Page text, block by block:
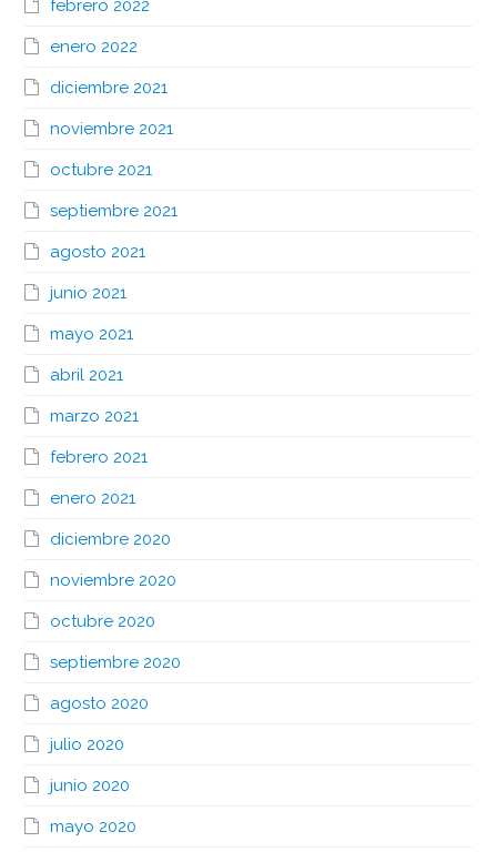
febrero 2022
enero 2022
diciembre 2021
noviembre 2021
octubre 2021
septiembre 2021
agosto 2021
junio 2021
mayo 2021
abril 2021
marzo 2021
febrero 2021
enero 2021
diciembre 2020
noviembre 2020
octubre 2020
septiembre 2020
agosto 2020
julio 2020
junio 2020
mayo 2020